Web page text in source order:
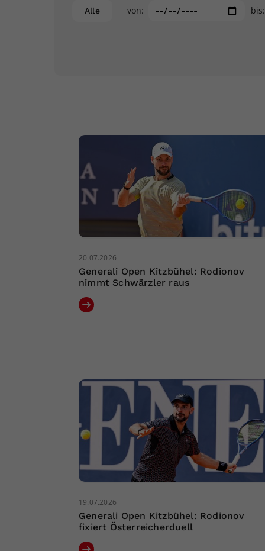
Alle von: bis:
20.07.2026
Generali Open Kitzbühel: Rodionov
nimmt Schwärzler raus
19.07.2026
Generali Open Kitzbühel: Rodionov
fixiert Österreicherduell